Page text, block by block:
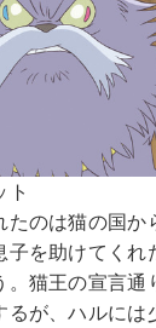
ト
たのは猫の国か
を助けてくれ
。猫王の宣言通
るが、ハルには